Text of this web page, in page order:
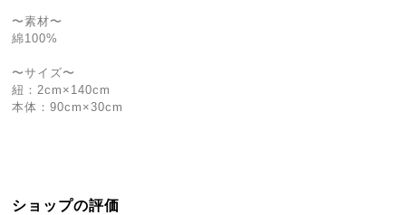
〜素材〜
綿100%
〜サイズ〜
紐：2cm×140cm
本体：90cm×30cm
ショップの評価